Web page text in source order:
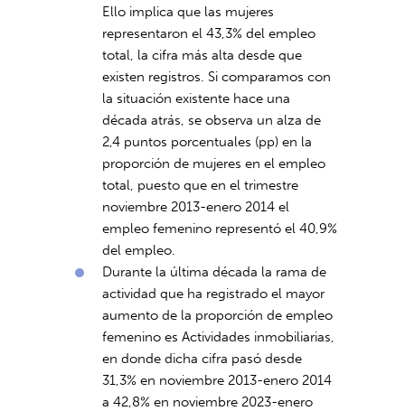
Ello implica que las mujeres
representaron el 43,3% del empleo
total, la cifra más alta desde que
existen registros. Si comparamos con
la situación existente hace una
década atrás, se observa un alza de
2,4 puntos porcentuales (pp) en la
proporción de mujeres en el empleo
total, puesto que en el trimestre
noviembre 2013-enero 2014 el
empleo femenino representó el 40,9%
del empleo.
Durante la última década la rama de
actividad que ha registrado el mayor
aumento de la proporción de empleo
femenino es Actividades inmobiliarias,
en donde dicha cifra pasó desde
31,3% en noviembre 2013-enero 2014
a 42,8% en noviembre 2023-enero